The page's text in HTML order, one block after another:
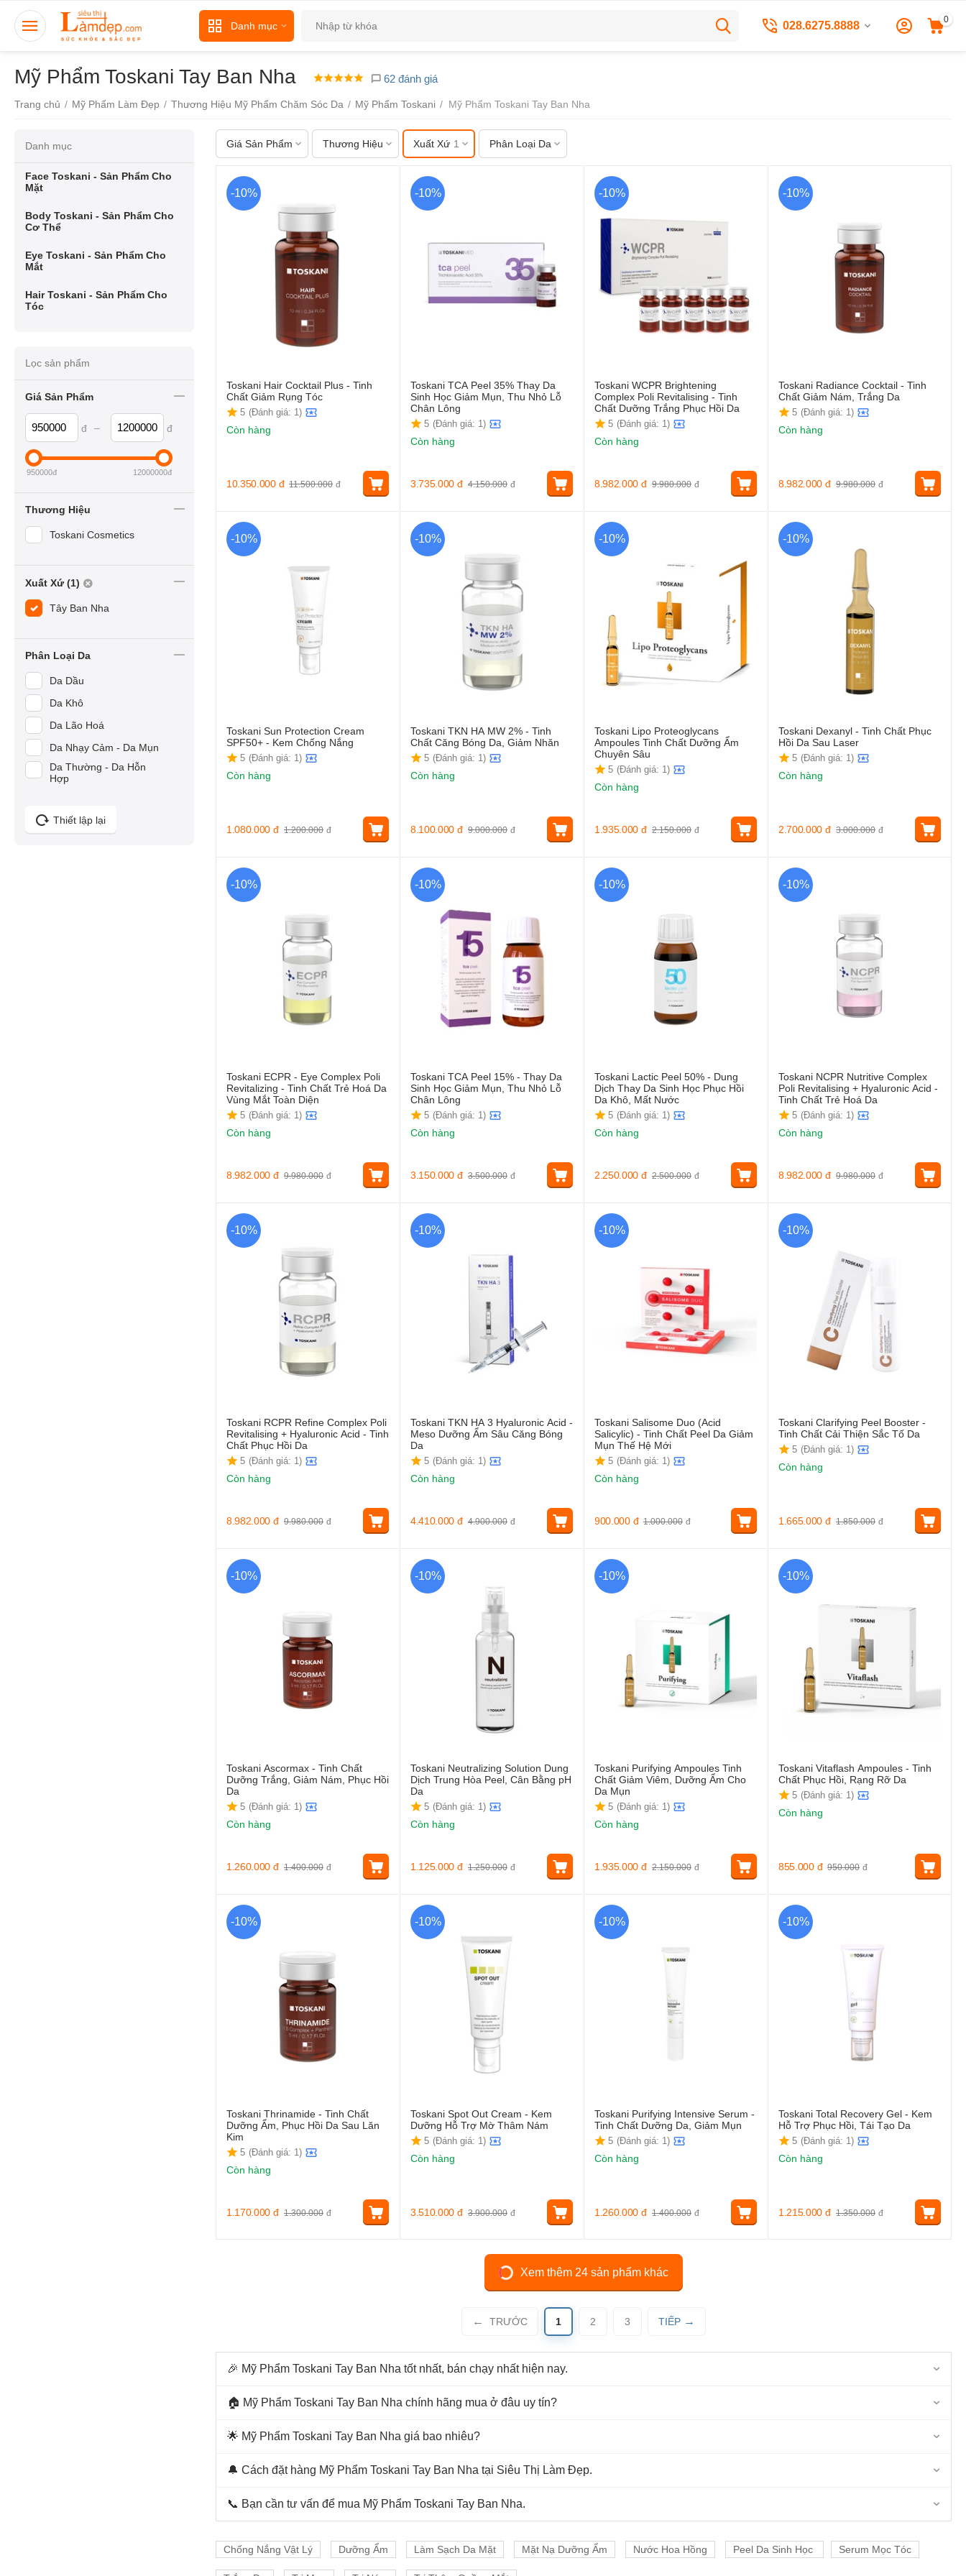
Danh mục 028.6275.8888 0
Mỹ Phẩm Toskani Tay Ban Nha 62 đánh giá
Trang chủ / Mỹ Phẩm Làm Đẹp / Thương Hiệu Mỹ Phẩm Chăm Sóc Da / Mỹ Phẩm Toskani / Mỹ Phẩm Toskani Tay Ban Nha
Giá Sản Phẩm Thương Hiệu Xuất Xứ 1 Phân Loại Da
🎉 Mỹ Phẩm Toskani Tay Ban Nha tốt nhất, bán chạy nhất hiện nay.
🏠 Mỹ Phẩm Toskani Tay Ban Nha chính hãng mua ở đâu uy tín?
🌟 Mỹ Phẩm Toskani Tay Ban Nha giá bao nhiêu?
🔔 Cách đặt hàng Mỹ Phẩm Toskani Tay Ban Nha tại Siêu Thị Làm Đẹp.
📞 Bạn cần tư vấn để mua Mỹ Phẩm Toskani Tay Ban Nha.
-10%
Toskani Hair Cocktail Plus - Tinh
Chất Giảm Rụng Tóc
5 (Đánh giá: 1)
Còn hàng
11.500.000 đ
10.350.000 đ
-10%
Toskani TCA Peel 35% Thay Da
Sinh Học Giảm Mụn, Thu Nhỏ Lỗ
Chân Lông
5 (Đánh giá: 1)
Còn hàng
4.150.000 đ
3.735.000 đ
-10%
Toskani WCPR Brightening
Complex Poli Revitalising - Tinh
Chất Dưỡng Trắng Phục Hồi Da
5 (Đánh giá: 1)
Còn hàng
9.980.000 đ
8.982.000 đ
-10%
Toskani Radiance Cocktail - Tinh
Chất Giảm Nám, Trắng Da
5 (Đánh giá: 1)
Còn hàng
9.980.000 đ
8.982.000 đ
-10%
Toskani Sun Protection Cream
SPF50+ - Kem Chống Nắng
5 (Đánh giá: 1)
Còn hàng
1.200.000 đ
1.080.000 đ
-10%
Toskani TKN HA MW 2% - Tinh
Chất Căng Bóng Da, Giảm Nhăn
5 (Đánh giá: 1)
Còn hàng
9.000.000 đ
8.100.000 đ
-10%
Toskani Lipo Proteoglycans
Ampoules Tinh Chất Dưỡng Ẩm
Chuyên Sâu
5 (Đánh giá: 1)
Còn hàng
2.150.000 đ
1.935.000 đ
-10%
Toskani Dexanyl - Tinh Chất Phục
Hồi Da Sau Laser
5 (Đánh giá: 1)
Còn hàng
3.000.000 đ
2.700.000 đ
-10%
Toskani ECPR - Eye Complex Poli
Revitalizing - Tinh Chất Trẻ Hoá Da
Vùng Mắt Toàn Diện
5 (Đánh giá: 1)
Còn hàng
9.980.000 đ
8.982.000 đ
-10%
Toskani TCA Peel 15% - Thay Da
Sinh Học Giảm Mụn, Thu Nhỏ Lỗ
Chân Lông
5 (Đánh giá: 1)
Còn hàng
3.500.000 đ
3.150.000 đ
-10%
Toskani Lactic Peel 50% - Dung
Dịch Thay Da Sinh Học Phục Hồi
Da Khô, Mất Nước
5 (Đánh giá: 1)
Còn hàng
2.500.000 đ
2.250.000 đ
-10%
Toskani NCPR Nutritive Complex
Poli Revitalising + Hyaluronic Acid -
Tinh Chất Trẻ Hoá Da
5 (Đánh giá: 1)
Còn hàng
9.980.000 đ
8.982.000 đ
-10%
Toskani RCPR Refine Complex Poli
Revitalising + Hyaluronic Acid - Tinh
Chất Phục Hồi Da
5 (Đánh giá: 1)
Còn hàng
9.980.000 đ
8.982.000 đ
-10%
Toskani TKN HA 3 Hyaluronic Acid -
Meso Dưỡng Ẩm Sâu Căng Bóng
Da
5 (Đánh giá: 1)
Còn hàng
4.900.000 đ
4.410.000 đ
-10%
Toskani Salisome Duo (Acid
Salicylic) - Tinh Chất Peel Da Giảm
Mụn Thế Hệ Mới
5 (Đánh giá: 1)
Còn hàng
1.000.000 đ
900.000 đ
-10%
Toskani Clarifying Peel Booster -
Tinh Chất Cải Thiện Sắc Tố Da
5 (Đánh giá: 1)
Còn hàng
1.850.000 đ
1.665.000 đ
-10%
Toskani Ascormax - Tinh Chất
Dưỡng Trắng, Giảm Nám, Phục Hồi
Da
5 (Đánh giá: 1)
Còn hàng
1.400.000 đ
1.260.000 đ
-10%
Toskani Neutralizing Solution Dung
Dịch Trung Hòa Peel, Cân Bằng pH
Da
5 (Đánh giá: 1)
Còn hàng
1.250.000 đ
1.125.000 đ
-10%
Toskani Purifying Ampoules Tinh
Chất Giảm Viêm, Dưỡng Ẩm Cho
Da Mụn
5 (Đánh giá: 1)
Còn hàng
2.150.000 đ
1.935.000 đ
-10%
Toskani Vitaflash Ampoules - Tinh
Chất Phục Hồi, Rạng Rỡ Da
5 (Đánh giá: 1)
Còn hàng
950.000 đ
855.000 đ
-10%
Toskani Thrinamide - Tinh Chất
Dưỡng Ẩm, Phục Hồi Da Sau Lăn
Kim
5 (Đánh giá: 1)
Còn hàng
1.300.000 đ
1.170.000 đ
-10%
Toskani Spot Out Cream - Kem
Dưỡng Hỗ Trợ Mờ Thâm Nám
5 (Đánh giá: 1)
Còn hàng
3.900.000 đ
3.510.000 đ
-10%
Toskani Purifying Intensive Serum -
Tinh Chất Dưỡng Da, Giảm Mụn
5 (Đánh giá: 1)
Còn hàng
1.400.000 đ
1.260.000 đ
-10%
Toskani Total Recovery Gel - Kem
Hỗ Trợ Phục Hồi, Tái Tạo Da
5 (Đánh giá: 1)
Còn hàng
1.350.000 đ
1.215.000 đ
Xem thêm 24 sản phẩm khác
TRƯỚC 1 2 3 TIẾP
Chống Nắng Vật Lý Dưỡng Ẩm Làm Sạch Da Mặt Mặt Nạ Dưỡng Ẩm Nước Hoa Hồng Peel Da Sinh Học Serum Mọc Tóc
Danh mục
Face Toskani - Sản Phẩm Cho
Mặt
Body Toskani - Sản Phẩm Cho
Cơ Thể
Eye Toskani - Sản Phẩm Cho
Mắt
Hair Toskani - Sản Phẩm Cho
Tóc
Lọc sản phẩm
Giá Sản Phẩm
đ – đ
950000đ 12000000đ
Thương Hiệu
Toskani Cosmetics
Xuất Xứ (1)
Tây Ban Nha
Phân Loại Da
Da Dầu
Da Khô
Da Lão Hoá
Da Nhạy Cảm - Da Mụn
Da Thường - Da Hỗn
Hợp
Thiết lập lại